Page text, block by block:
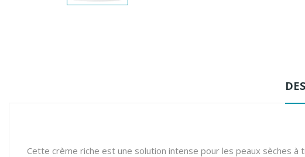
Cette crème riche est une solution intense pour les peaux sèches